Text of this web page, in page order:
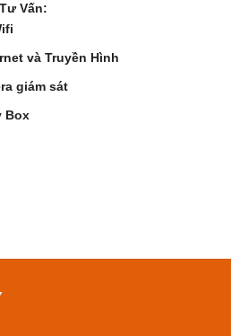
Vấn:
và Truyền Hình
giám sát
Box